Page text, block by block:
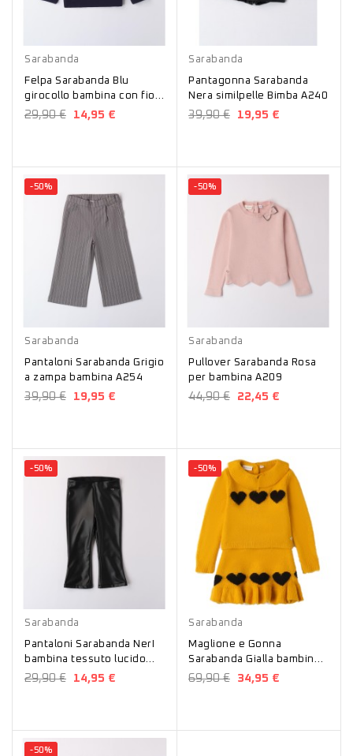
Sarabanda
Felpa Sarabanda Blu
girocollo bambina con fiori
A232
29,90 € 14,95 €
Sarabanda
Pantagonna Sarabanda
Nera similpelle Bimba A240
39,90 € 19,95 €
-50%
Sarabanda
Pantaloni Sarabanda Grigio
a zampa bambina A254
39,90 € 19,95 €
-50%
Sarabanda
Pullover Sarabanda Rosa
per bambina A209
44,90 € 22,45 €
-50%
Sarabanda
Pantaloni Sarabanda NerI
bambina tessuto lucido
A243
29,90 € 14,95 €
Giallo
-50%
Sarabanda
Maglione e Gonna
Sarabanda Gialla bambina
A200
69,90 € 34,95 €
-50%